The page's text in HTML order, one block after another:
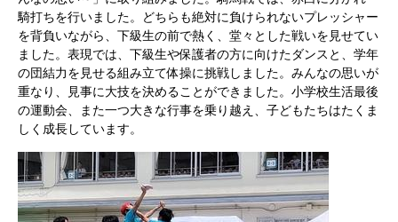
騎打ちを行いました。どちらも絶対に負けられないプレッシャー
を背負いながら、下級生の前で熱く、堂々とした戦いを見せてい
ました。表現では、下級生や保護者の方に向けたダンスと、学年
の団結力を見せる組み立て体操に挑戦しました。みんなの思いが
重なり、見事に大技を決めることができました。小学校生活最後
の運動会、また一つ大きな行事を乗り越え、子どもたちはたくま
しく成長しています。